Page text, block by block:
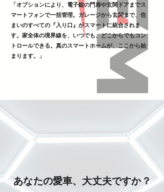
「オプションにより、電子錠の門扉や玄関ドアまでス
マートフォンで一括管理。ガレージから玄関まで、住
まいのすべての『入り口』がスマートに統合されま
す。家全体の境界線を、いつでも、どこからでもコン
トロールできる。真のスマートホームが、ここから始
まります。」
あなたの愛車、大丈夫ですか？